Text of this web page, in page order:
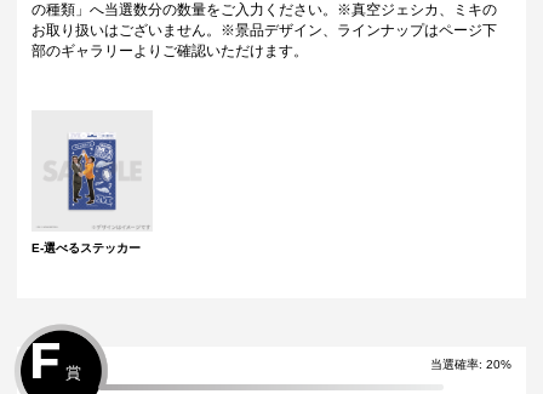
の種類」へ当選数分の数量をご入力ください。※真空ジェシカ、ミキの
お取り扱いはございません。※景品デザイン、ラインナップはページ下
部のギャラリーよりご確認いただけます。
E-選べるステッカー
当選確率: 20%
F 賞